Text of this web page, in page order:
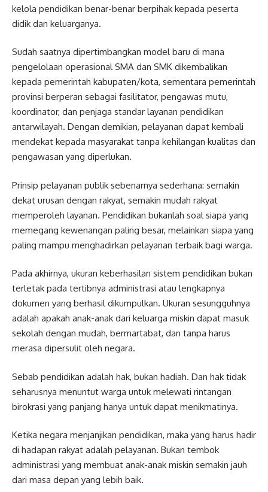
kelola pendidikan benar-benar berpihak kepada peserta
didik dan keluarganya.
Sudah saatnya dipertimbangkan model baru di mana
pengelolaan operasional SMA dan SMK dikembalikan
kepada pemerintah kabupaten/kota, sementara pemerintah
provinsi berperan sebagai fasilitator, pengawas mutu,
koordinator, dan penjaga standar layanan pendidikan
antarwilayah. Dengan demikian, pelayanan dapat kembali
mendekat kepada masyarakat tanpa kehilangan kualitas dan
pengawasan yang diperlukan.
Prinsip pelayanan publik sebenarnya sederhana: semakin
dekat urusan dengan rakyat, semakin mudah rakyat
memperoleh layanan. Pendidikan bukanlah soal siapa yang
memegang kewenangan paling besar, melainkan siapa yang
paling mampu menghadirkan pelayanan terbaik bagi warga.
Pada akhirnya, ukuran keberhasilan sistem pendidikan bukan
terletak pada tertibnya administrasi atau lengkapnya
dokumen yang berhasil dikumpulkan. Ukuran sesungguhnya
adalah apakah anak-anak dari keluarga miskin dapat masuk
sekolah dengan mudah, bermartabat, dan tanpa harus
merasa dipersulit oleh negara.
Sebab pendidikan adalah hak, bukan hadiah. Dan hak tidak
seharusnya menuntut warga untuk melewati rintangan
birokrasi yang panjang hanya untuk dapat menikmatinya.
Ketika negara menjanjikan pendidikan, maka yang harus hadir
di hadapan rakyat adalah pelayanan. Bukan tembok
administrasi yang membuat anak-anak miskin semakin jauh
dari masa depan yang lebih baik.